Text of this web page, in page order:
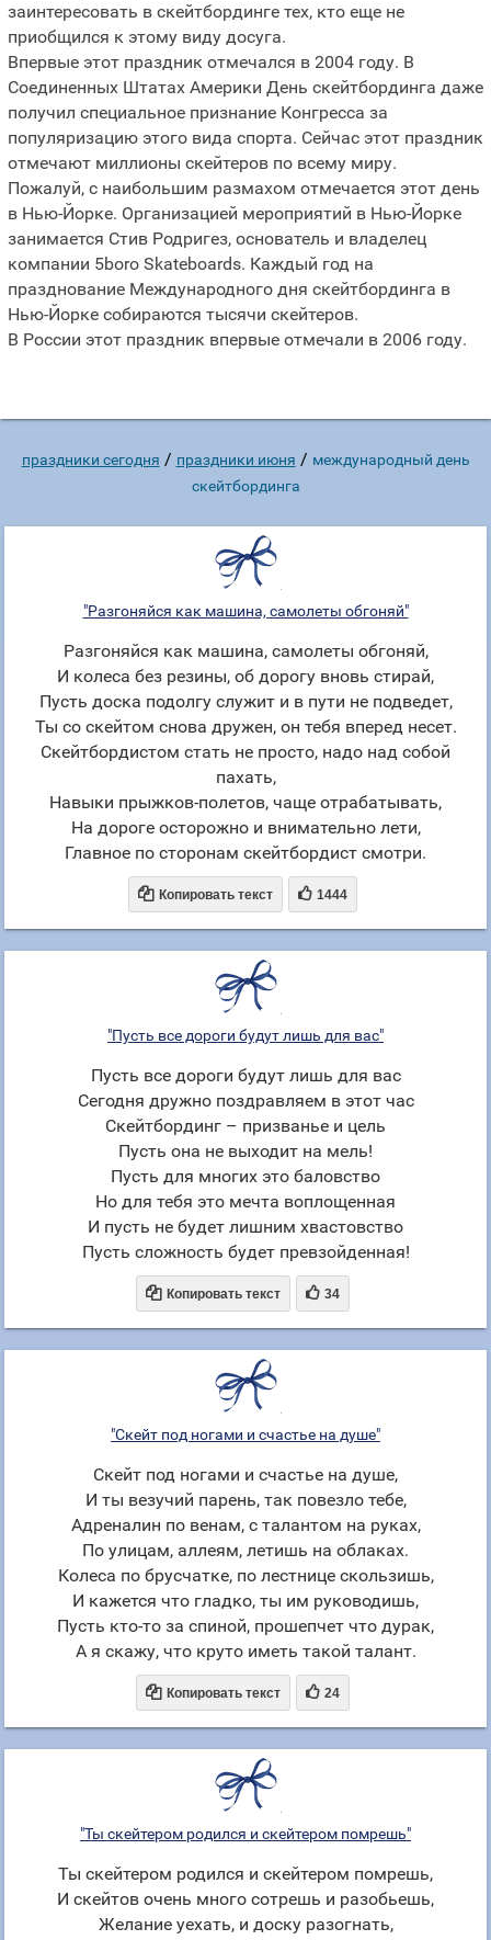
заинтересовать в скейтбординге тех, кто еще не
приобщился к этому виду досуга.
Впервые этот праздник отмечался в 2004 году. В
Соединенных Штатах Америки День скейтбординга даже
получил специальное признание Конгресса за
популяризацию этого вида спорта. Сейчас этот праздник
отмечают миллионы скейтеров по всему миру.
Пожалуй, с наибольшим размахом отмечается этот день
в Нью-Йорке. Организацией мероприятий в Нью-Йорке
занимается Стив Родригез, основатель и владелец
компании 5boro Skateboards. Каждый год на
празднование Международного дня скейтбординга в
Нью-Йорке собираются тысячи скейтеров.
В России этот праздник впервые отмечали в 2006 году.
праздники сегодня / праздники июня / международный день
скейтбординга
"Разгоняйся как машина, самолеты обгоняй"
Разгоняйся как машина, самолеты обгоняй,
И колеса без резины, об дорогу вновь стирай,
Пусть доска подолгу служит и в пути не подведет,
Ты со скейтом снова дружен, он тебя вперед несет.
Скейтбордистом стать не просто, надо над собой
пахать,
Навыки прыжков-полетов, чаще отрабатывать,
На дороге осторожно и внимательно лети,
Главное по сторонам скейтбордист смотри.
 Копировать текст  1444
"Пусть все дороги будут лишь для вас"
Пусть все дороги будут лишь для вас
Сегодня дружно поздравляем в этот час
Скейтбординг – призванье и цель
Пусть она не выходит на мель!
Пусть для многих это баловство
Но для тебя это мечта воплощенная
И пусть не будет лишним хвастовство
Пусть сложность будет превзойденная!
 Копировать текст  34
"Скейт под ногами и счастье на душе"
Скейт под ногами и счастье на душе,
И ты везучий парень, так повезло тебе,
Адреналин по венам, с талантом на руках,
По улицам, аллеям, летишь на облаках.
Колеса по брусчатке, по лестнице скользишь,
И кажется что гладко, ты им руководишь,
Пусть кто-то за спиной, прошепчет что дурак,
А я скажу, что круто иметь такой талант.
 Копировать текст  24
"Ты скейтером родился и скейтером помрешь"
Ты скейтером родился и скейтером помрешь,
И скейтов очень много сотрешь и разобьешь,
Желание уехать, и доску разогнать,